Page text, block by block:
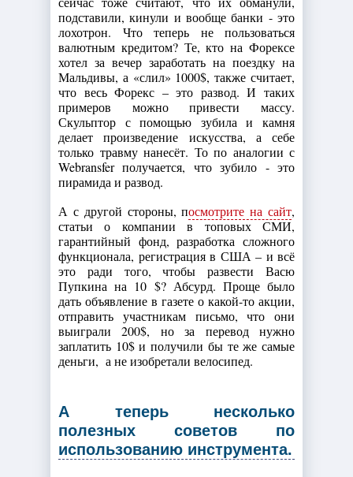
подставили, кинули и вообще банки - это
лохотрон. Что теперь не пользоваться
валютным кредитом? Те, кто на Форексе
хотел за вечер заработать на поездку на
Мальдивы, а «слил» 1000$, также считает,
что весь Форекс – это развод. И таких
примеров можно привести массу.
Скульптор с помощью зубила и камня
делает произведение искусства, а себе
только травму нанесёт. То по аналогии с
Webransfer получается, что зубило - это
пирамида и развод.
А с другой стороны, посмотрите на сайт,
статьи о компании в топовых СМИ,
гарантийный фонд, разработка сложного
функционала, регистрация в США – и всё
это ради того, чтобы развести Васю
Пупкина на 10 $? Абсурд. Проще было
дать объявление в газете о какой-то акции,
отправить участникам письмо, что они
выиграли 200$, но за перевод нужно
заплатить 10$ и получили бы те же самые
деньги, а не изобретали велосипед.
А теперь несколько
полезных советов по
использованию инструмента.